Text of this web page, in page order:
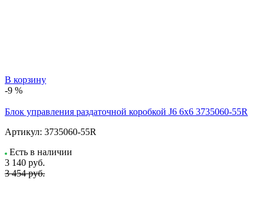
В корзину
-9 %
Блок управления раздаточной коробкой J6 6x6 3735060-55R
Артикул: 3735060-55R
Есть в наличии
3 140 руб.
3 454 руб.